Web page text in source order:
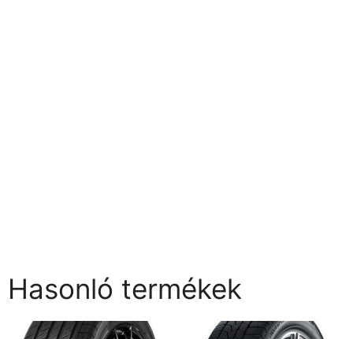
Hasonló termékek